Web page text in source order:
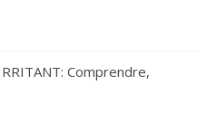
Comprendre,